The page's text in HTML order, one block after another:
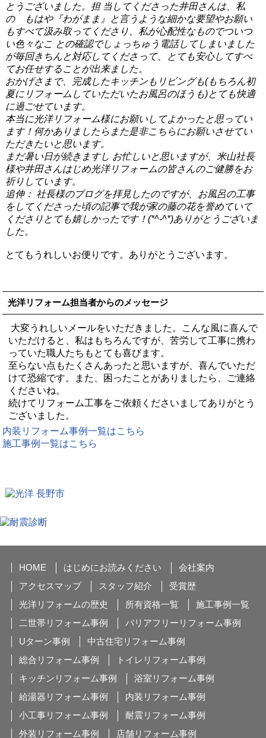
とうございました。担 当してくださった井田さんは、私
の もはや『わがまま』と言うような細かな要望やお願い
もすべて汲み取ってくださり、私が心配性なものでついつ
い色々なこ との確認でしょっちゅう電話してしまいました
が毎回きちんと対応してくださって、とても安心してすべ
てお任せすることが出来ました。
おかげさまで、完成したキッチンもリビングも(もちろん初
夏にリフォームしていただいたお風呂のほうも)とても快適
に過ごせています。
本当に光洋リフォーム様にお願いしてよかったと思ってい
ます！何かありましたらまた是非こちらにお願いさせてい
ただきたいと思います。
まだ暑い日が続きますし お忙しいと思いますが、米山社長
様や井田さんはじめ光洋リフォームの皆さんのご健勝をお
祈りしています。
追伸： 社長様のブログを拝見したのですが、お風呂の工事
をしてくださった頃の記事で我が家の藤の花を誉めていて
くださりとても嬉しかったです！(*^-^*)ありがとうございま
した。
とてもうれしいお便りです。ありがとうございます。
光洋リフォーム担当者からのメッセージ
大変うれしいメールをいただきました。こんな風に喜んで
いただけると、私はもちろんですが、苦労して工事に携わ
っていた職人たちもとても喜びます。
至らない点もたくさんあったと思いますが、喜んでいただ
けて恐縮です。また、困ったことがありましたら、ご連絡
くださいね。
続けてリフォーム工事をご依頼くださいましてありがとう
ございました。
内装リフォーム事例一覧はこちら
施工事例一覧はこちら
HOME はじめにお読みください
会社案内
アクセスマップ
スタッフ紹介
受賞歴
光洋リフォームの歴史
所有資格一覧
施工事例一覧
二世帯リフォーム事例
バリアフリーリフォーム事例
Uターン事例
中古住宅リフォーム事例
総合リフォーム事例
トイレリフォーム事例
キッチンリフォーム事例
浴室リフォーム事例
給湯器リフォーム事例
内装リフォーム事例
小工事リフォーム事例
耐震リフォーム事例
外装リフォーム事例
店舗リフォーム事例